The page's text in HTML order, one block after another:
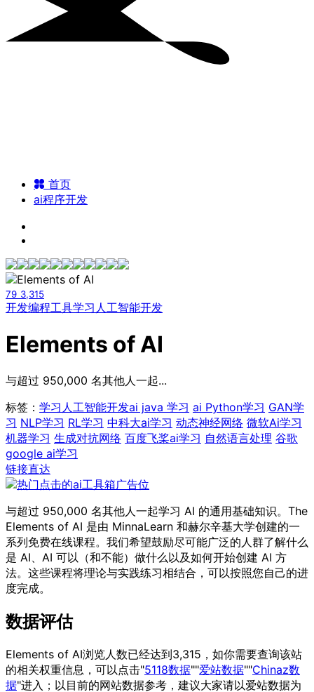
首页
ai程序开发
79 3,315
开发编程工具学习人工智能开发
Elements of AI
与超过 950,000 名其他人一起...
标签： 学习人工智能开发ai java 学习 ai Python学习 GAN学
习 NLP学习 RL学习 中科大ai学习 动态神经网络 微软Ai学习
机器学习 生成对抗网络 百度飞桨ai学习 自然语言处理 谷歌
google ai学习
链接直达
与超过 950,000 名其他人一起学习 AI 的通用基础知识。The
Elements of AI 是由 MinnaLearn 和赫尔辛基大学创建的一
系列免费在线课程。我们希望鼓励尽可能广泛的人群了解什么
是 AI、AI 可以（和不能）做什么以及如何开始创建 AI 方
法。这些课程将理论与实践练习相结合，可以按照您自己的进
度完成。
数据评估
Elements of AI浏览人数已经达到3,315，如你需要查询该站
的相关权重信息，可以点击"5118数据""爱站数据""Chinaz数
据"进入；以目前的网站数据参考，建议大家请以爱站数据为